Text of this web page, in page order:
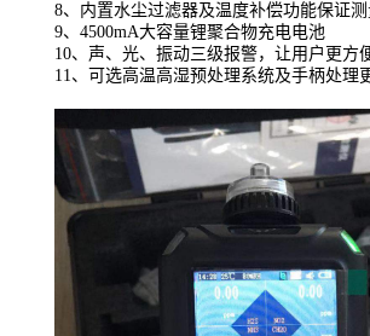
8、内置水尘过滤器及温度补偿功能保证
9、4500mA大容量锂聚合物充电电池
10、 声、光、振动三级报警，让用户更方
11、
可选高温高湿预处理系统及手柄处理